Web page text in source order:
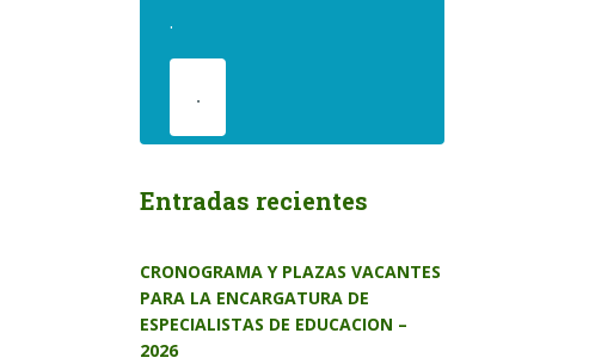
.
.
Entradas recientes
CRONOGRAMA Y PLAZAS VACANTES
PARA LA ENCARGATURA DE
ESPECIALISTAS DE EDUCACION –
2026